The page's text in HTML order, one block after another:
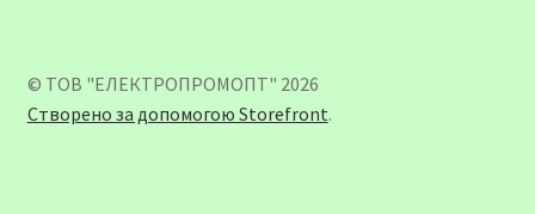
© ТОВ "ЕЛЕКТРОПРОМОПТ" 2026
Створено за допомогою Storefront.